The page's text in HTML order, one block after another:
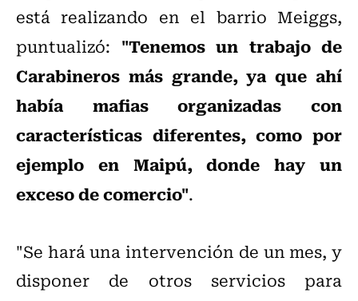
está realizando en el barrio Meiggs,
puntualizó: "Tenemos un trabajo de
Carabineros más grande, ya que ahí
había mafias organizadas con
características diferentes, como por
ejemplo en Maipú, donde hay un
exceso de comercio".
"Se hará una intervención de un mes, y
disponer de otros servicios para